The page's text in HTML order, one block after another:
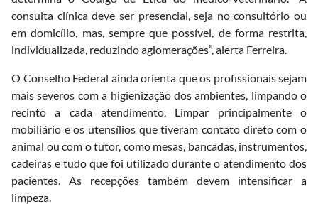
consulta clínica deve ser presencial, seja no consultório ou
em domicílio, mas, sempre que possível, de forma restrita,
individualizada, reduzindo aglomerações”, alerta Ferreira.
O Conselho Federal ainda orienta que os profissionais sejam
mais severos com a higienização dos ambientes, limpando o
recinto a cada atendimento. Limpar principalmente o
mobiliário e os utensílios que tiveram contato direto com o
animal ou com o tutor, como mesas, bancadas, instrumentos,
cadeiras e tudo que foi utilizado durante o atendimento dos
pacientes. As recepções também devem intensificar a
limpeza.